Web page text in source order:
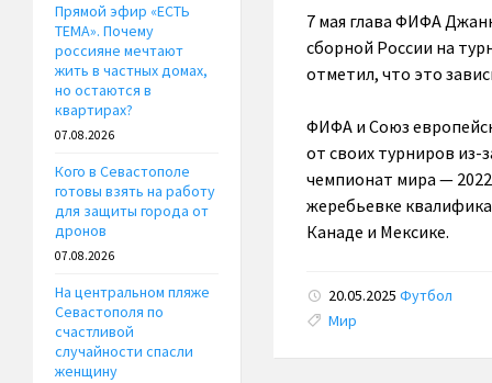
7 мая глава ФИФА
сборной России на
отметил, что это
ФИФА и Союз
от своих турниров из-
чемпионат мира —
жеребьевке
Канаде и Мексике.
20.05.2025 Футбол
Tags:
Мир
Прямой эфир «ЕСТЬ
ТЕМА». Почему
россияне мечтают
жить в частных домах,
но остаются в
квартирах?
07.08.2026
Кого в Севастополе
готовы взять на работу
для защиты города от
дронов
07.08.2026
На центральном пляже
Севастополя по
счастливой
случайности спасли
женщину